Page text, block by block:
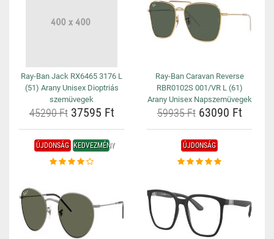
Ray-Ban Jack RX6465 3176 L
(51) Arany Unisex Dioptriás
szemüvegek
45290 Ft37595 Ft
Ray-Ban Caravan Reverse
RBR0102S 001/VR L (61)
Arany Unisex Napszemüvegek
59935 Ft63090 Ft
ÚJDONSÁG KEDVEZMÉNY ÚJDONSÁG